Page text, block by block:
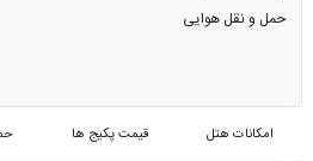
حمل و نقل هوایی
امکانات هتل قیمت پکیج ها